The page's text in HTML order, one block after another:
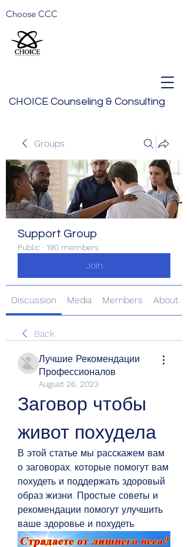
CHOICE Counseling & Consulting
Choose CCC
Groups
Support Group
Public · 190 members
Join
Discussion Media Members About
Back
Лучшие Рекомендации
Профессионалов
August 26, 2023
Заговор чтобы
живот похудела
В этой статье мы расскажем вам
о заговорах, которые помогут вам
похудеть и поддержать здоровый
образ жизни. Простые советы и
рекомендации помогут улучшить
ваше здоровье и похудеть.